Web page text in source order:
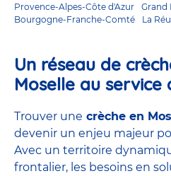
Provence-Alpes-Côte d'Azur
Grand
Bourgogne-Franche-Comté
La
Un réseau de
Moselle au service
Trouver une crèche en
devenir un enjeu majeur
Avec un territoire
frontalier, les besoins en